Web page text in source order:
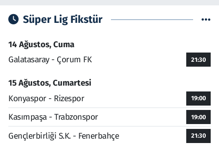
Süper Lig Fikstür
14 Ağustos, Cuma
Galatasaray - Çorum FK
21:30
15 Ağustos, Cumartesi
Konyaspor - Rizespor
19:00
Kasımpaşa - Trabzonspor 19:00
Gençlerbirliği S.K. - Fenerbahçe 21:30